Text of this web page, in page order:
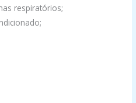
respiratórios;